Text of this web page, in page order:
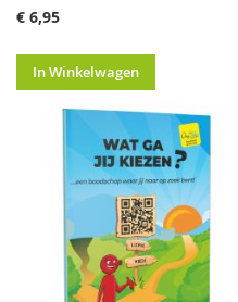
€ 6,95
In Winkelwagen